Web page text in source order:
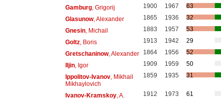
Gamburg, Grigorij 1900 1967
63
Glasunow, Alexander 1865 1936
32
Gnesin, Michail 1883 1957
53
Goltz, Boris 1913 1942
29
Gretschaninow, Alexander 1864 1956
52
Iljin, Igor 1909 1959
50
Ippolitov-Ivanov, Mikhail
Mikhaylovich
1859 1935 31
Ivanov-Kramskoy, A. 1912 1973
61